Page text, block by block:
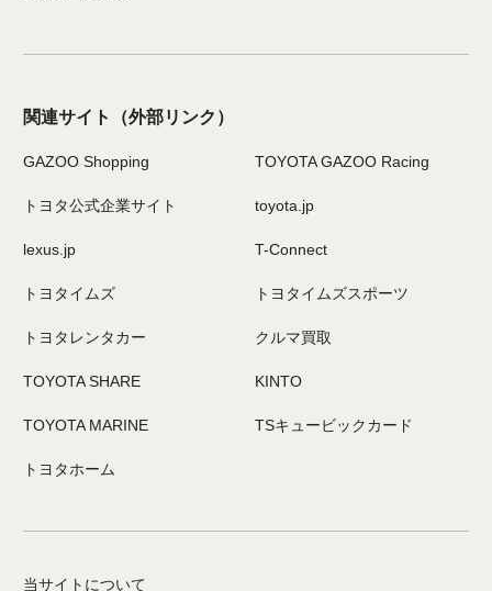
関連サイト （外部リンク）
GAZOO Shopping TOYOTA GAZOO Racing
トヨタ公式企業サイト toyota.jp
lexus.jp T-Connect
トヨタイムズ トヨタイムズスポーツ
トヨタレンタカー クルマ買取
TOYOTA SHARE KINTO
TOYOTA MARINE TSキュービックカード
トヨタホーム
当サイトについて